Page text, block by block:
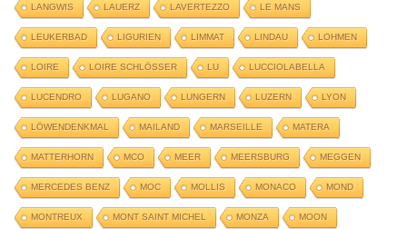
LANGWIS LAUERZ LAVERTEZZO LE MANS
LEUKERBAD LIGURIEN LIMMAT LINDAU LOHMEN
LOIRE LOIRE SCHLÖSSER LU LUCCIOLABELLA
LUCENDRO LUGANO LUNGERN LUZERN LYON
LÖWENDENKMAL MAILAND MARSEILLE MATERA
MATTERHORN MCO MEER MEERSBURG MEGGEN
MERCEDES BENZ MOC MOLLIS MONACO MOND
MONTREUX MONT SAINT MICHEL MONZA MOON